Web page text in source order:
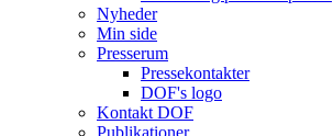
Nyheder
Min side
Presserum
Pressekontakter
DOF's logo
Kontakt DOF
Publikationer